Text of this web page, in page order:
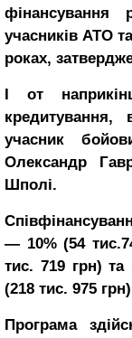
фінансування
учасників АТО
роках,
І от
кредитування,
учасник
Олександр
Шполі.
— 10% (54
тис. 719 грн)
(218 тис. 975
Програма